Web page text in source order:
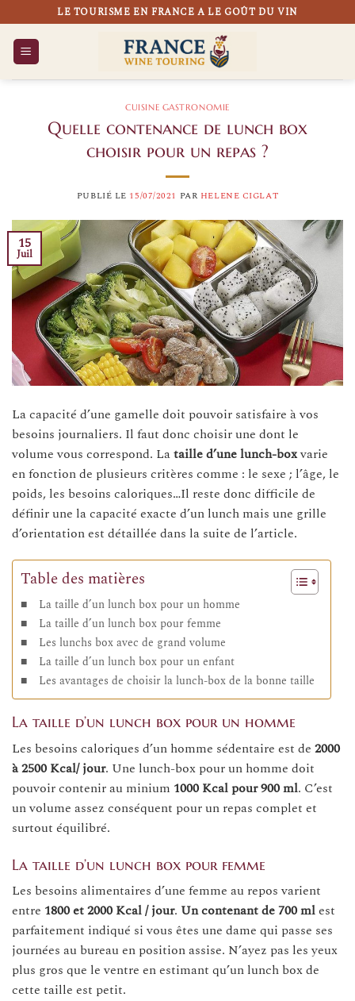
au
contenu
LE TOURISME EN FRANCE A LE GOÛT DU VIN
CUISINE GASTRONOMIE
Quelle contenance de lunch box
choisir pour un repas ?
PUBLIÉ LE 15/07/2021 PAR HELENE CIGLAT
15
Juil
La capacité d’une gamelle doit pouvoir satisfaire à vos
besoins journaliers. Il faut donc choisir une dont le
volume vous correspond. Lataille d’une lunch-boxvarie
en fonction de plusieurs critères comme : le sexe ; l’âge, le
poids, les besoins caloriques…Il reste donc difficile de
définir une la capacité exacte d’un lunch mais une grille
d’orientation est détaillée dans la suite de l’article.
Table des matières
La taille d’un lunch box pour un homme
La taille d’un lunch box pour femme
Les lunchs box avec de grand volume
La taille d’un lunch box pour un enfant
Les avantages de choisir la lunch-box de la bonne taille
La taille d’un lunch box pour un homme
Les besoins caloriques d’un homme sédentaire est de 2000
à 2500 Kcal/ jour. Une lunch-box pour un homme doit
pouvoir contenir au minium 1000 Kcal pour 900 ml. C’est
un volume assez conséquent pour un repas complet et
surtout équilibré.
La taille d’un lunch box pour femme
Les besoins alimentaires d’une femme au repos varient
entre 1800 et 2000 Kcal / jour. Un contenant de 700 mlest
parfaitement indiqué si vous êtes une dame qui passe ses
journées au bureau en position assise. N’ayez pas les yeux
plus gros que le ventre en estimant qu’un lunch box de
cette taille est petit.